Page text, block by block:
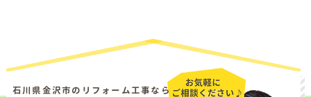
石川県金沢市のリフォーム工事なら